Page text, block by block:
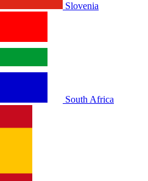
Slovenia
South Africa